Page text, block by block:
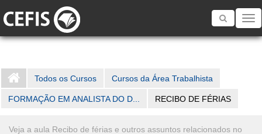
Toggle
Todos os Cursos Cursos da Área Trabalhista
FORMAÇÃO EM ANALISTA DO D... RECIBO DE FÉRIAS
Veja a aula Recibo de férias e outros assuntos relacionados no